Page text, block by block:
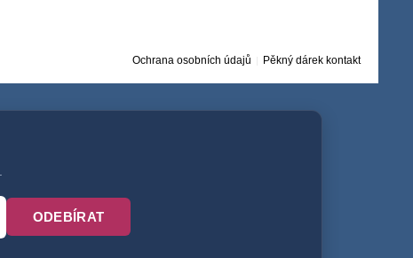
Ochrana osobních údajů Pěkný dárek kontakt
ODEBÍRAT